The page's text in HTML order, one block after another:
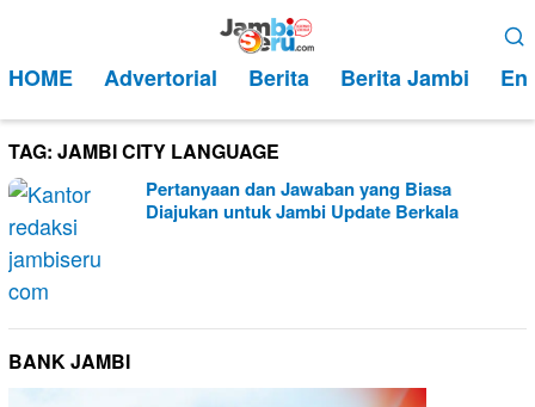
kontenMobile
HOME Advertorial Berita Berita Jambi
TAG: JAMBI CITY LANGUAGE
Pertanyaan dan Jawaban yang Biasa
Diajukan untuk Jambi Update Berkala
BANK JAMBI